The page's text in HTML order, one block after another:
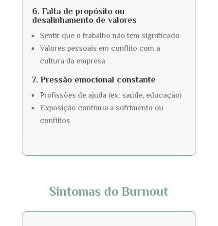
6. Falta de propósito ou
desalinhamento de valores
Sentir que o trabalho não tem significado
Valores pessoais em conflito com a
cultura da empresa
7. Pressão emocional constante
Profissões de ajuda (ex: saúde, educação)
Exposição contínua a sofrimento ou
conflitos
Sintomas do Burnout